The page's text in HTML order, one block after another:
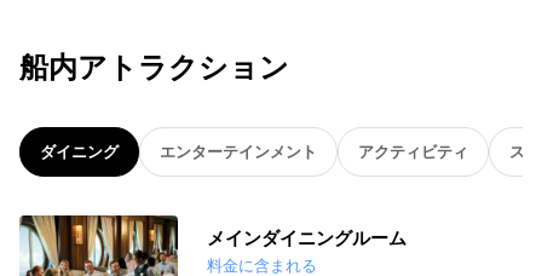
船内アトラクション
ダイニング エンターテインメント アクティビティ ス
メインダイニングルーム
料金に含まれる